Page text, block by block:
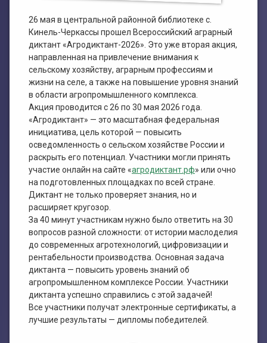
План работы филиала №1
План работы филиала №2
ЭЛЕКТРОННЫЙ КАТАЛОГ
26 мая в центральной районной библиотеке с.
Кинель-Черкассы прошел Всероссийский аграрный
диктант «Агродиктант-2026». Это уже вторая акция,
направленная на привлечение внимания к
сельскому хозяйству, аграрным профессиям и
жизни на селе, а также на повышение уровня знаний
в области агропромышленного комплекса.
Акция проводится с 26 по 30 мая 2026 года.
«Агродиктант» — это масштабная федеральная
инициатива, цель которой — повысить
осведомленность о сельском хозяйстве России и
раскрыть его потенциал. Участники могли принять
участие онлайн на сайте «агродиктант.рф» или очно
на подготовленных площадках по всей стране.
Диктант не только проверяет знания, но и
расширяет кругозор.
За 40 минут участникам нужно было ответить на 30
вопросов разной сложности: от истории маслоделия
до современных агротехнологий, цифровизации и
рентабельности производства. Основная задача
диктанта — повысить уровень знаний об
агропромышленном комплексе России. Участники
диктанта успешно справились с этой задачей!
Все участники получат электронные сертификаты, а
лучшие результаты — дипломы победителей.